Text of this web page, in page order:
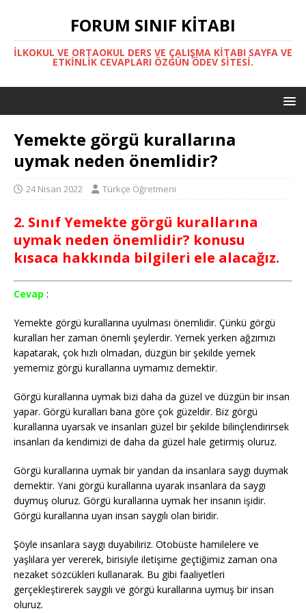
FORUM SINIF KITABI
İLKOKUL VE ORTAOKUL DERS VE ÇALIŞMA KITABI SAYFA VE
ETKINLIK CEVAPLARI ÖZGÜN ÖDEV SITESI.
Yemekte görgü kurallarına
uymak neden önemlidir?
24 Nisan 2022 Türkçe Öğretmeni
2. Sınıf Yemekte görgü kurallarına
uymak neden önemlidir? konusu
kısaca hakkında bilgileri ele alacağız.
Cevap :
Yemekte görgü kurallarına uyulması önemlidir. Çünkü görgü
kuralları her zaman önemli şeylerdir. Yemek yerken ağzımızı
kapatarak, çok hızlı olmadan, düzgün bir şekilde yemek
yememiz görgü kurallarına uymamız demektir.
Görgü kurallarına uymak bizi daha da güzel ve düzgün bir insan
yapar. Görgü kuralları bana göre çok güzeldir. Biz görgü
kurallarına uyarsak ve insanları güzel bir şekilde bilinçlendirirsek
insanları da kendimizi de daha da güzel hale getirmiş oluruz.
Görgü kurallarına uymak bir yandan da insanlara saygı duymak
demektir. Yani görgü kurallarına uyarak insanlara da saygı
duymuş oluruz. Görgü kurallarına uymak her insanın işidir.
Görgü kurallarına uyan insan saygılı olan biridir.
Şöyle insanlara saygı duyabiliriz. Otobüste hamilelere ve
yaşlılara yer vererek, birisiyle iletişime geçtiğimiz zaman ona
nezaket sözcükleri kullanarak. Bu gibi faaliyetleri
gerçekleştirerek saygılı ve görgü kurallarına uymuş bir insan
oluruz.